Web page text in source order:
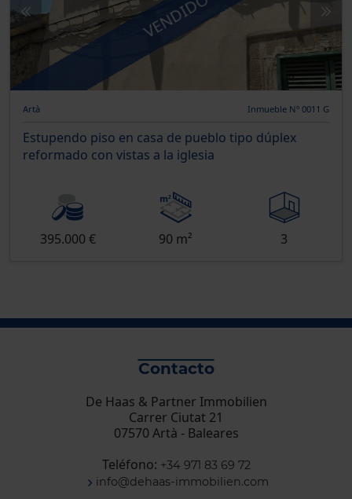
VENDIDO
Artà Inmueble Nº 0011 G
Estupendo piso en casa de pueblo tipo dúplex
reformado con vistas a la iglesia
395.000 € 90 m² 3
Contacto
De Haas & Partner Immobilien
Carrer Ciutat 21
07570 Artà - Baleares
Teléfono: +34 971 83 69 72
info@dehaas-immobilien.com